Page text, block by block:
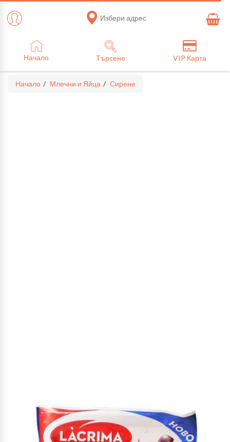
Избери адрес
Начало Търсене VIP Карта
Начало Млечни и Яйца Сирене